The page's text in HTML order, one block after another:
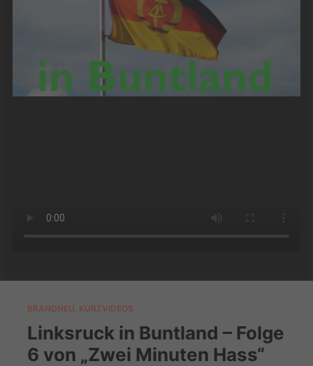
BRANDNEU KURZVIDEOS
Linksruck in Buntland – Folge
6 von „Zwei Minuten Hass“